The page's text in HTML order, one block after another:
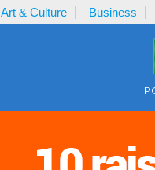
Art & Culture Business